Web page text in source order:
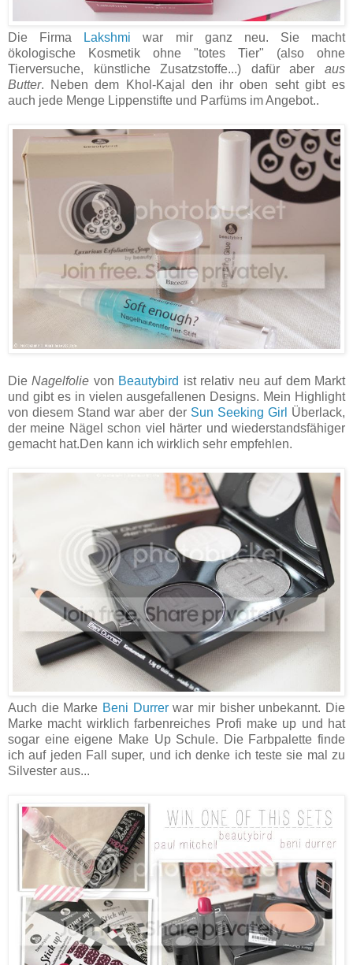
Die Firma Lakshmi war mir ganz neu. Sie macht
ökologische Kosmetik ohne "totes Tier" (also ohne
Tierversuche, künstliche Zusatzstoffe...) dafür aber aus
Butter. Neben dem Khol-Kajal den ihr oben seht gibt es
auch jede Menge Lippenstifte und Parfüms im Angebot..
DieNagelfolie von Beautybird ist relativ neu auf dem Markt
und gibt es in vielen ausgefallenen Designs. Mein Highlight
von diesem Stand war aber der Sun Seeking Girl Überlack,
der meine Nägel schon viel härter und wiederstandsfähiger
gemacht hat.Den kann ich wirklich sehr empfehlen.
Auch die Marke Beni Durrerwar mir bisher unbekannt. Die
Marke macht wirklich farbenreiches Profi make up und hat
sogar eine eigene Make Up Schule. Die Farbpalette finde
ich auf jeden Fall super, und ich denke ich teste sie mal zu
Silvester aus...